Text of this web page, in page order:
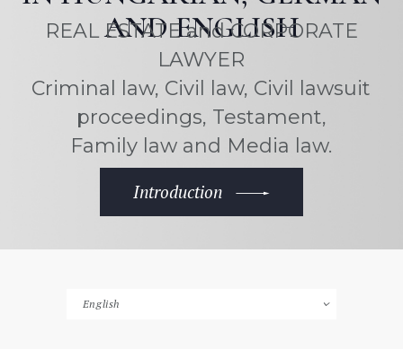
AND ENGLISH
REAL ESTATE and CORPORATE
LAWYER
Criminal law, Civil law, Civil lawsuit
proceedings, Testament,
Family law and Media law.
Introduction
Choose